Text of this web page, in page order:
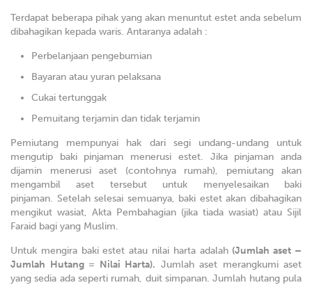
Terdapat beberapa pihak yang akan menuntut estet anda sebelum
dibahagikan kepada waris. Antaranya adalah :
Perbelanjaan pengebumian
Bayaran atau yuran pelaksana
Cukai tertunggak
Pemuitang terjamin dan tidak terjamin
Pemiutang mempunyai hak dari segi undang-undang untuk
mengutip baki pinjaman menerusi estet. Jika pinjaman anda
dijamin menerusi aset (contohnya rumah), pemiutang akan
mengambil aset tersebut untuk menyelesaikan baki
pinjaman. Setelah selesai semuanya, baki estet akan dibahagikan
mengikut wasiat, Akta Pembahagian (jika tiada wasiat) atau Sijil
Faraid bagi yang Muslim.
Untuk mengira baki estet atau nilai harta adalah (Jumlah aset –
Jumlah Hutang = Nilai Harta). Jumlah aset merangkumi aset
yang sedia ada seperti rumah, duit simpanan. Jumlah hutang pula